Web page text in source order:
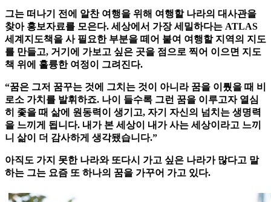
그는 떠나기 전에 알찬 여행을 위해 여행할 나라의 대사관을
찾아 홍보자료를 모은다. 세상에서 가장 세밀하다는 ATLAS
세계지도책을 사 필요한 부분을 떼어 붙여 여행할 지역의 지도
를 만들고, 거기에 가보고 싶은 곳을 점으로 찍어 이으면 지도
책 위에 훌륭한 여정이 그려진다.
“꿈은 그저 꿈꾸는 것에 그치는 것이 아니라 꿈을 이뤘을 때 비
로소 가치를 발휘하죠. 나이 들수록 그런 꿈을 이루고자 열심
히 좇을 때 삶에 원동력이 생기고, 자기 자신의 넘치는 생명력
을 느끼게 됩니다. 내가 본 세상이 내가 사는 세상이라고 느끼
니 삶이 더 감사하게 생각됐습니다.”
아직도 가지 못한 나라와 또다시 가고 싶은 나라가 많다고 말
하는 그는 요즘 또 하나의 꿈을 가꾸어 가고 있다.